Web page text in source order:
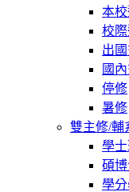
本
校
出
國
停修
暑修
雙主修/輔
學
碩
學